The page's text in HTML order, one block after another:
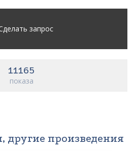
запрос
11165
показа
другие произведения